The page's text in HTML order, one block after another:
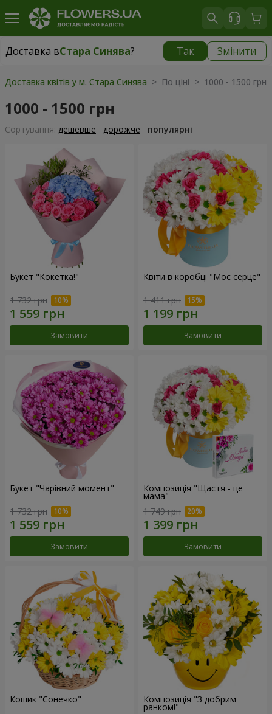
Доставка вСтара Синява? Так Змінити
Доставка вСтара Синява|
Доставка квітів у м. Стара Синява > По ціні > 1000 - 1500 грн
1000 - 1500 грн
Сортування: дешевше дорожче популярні
Букет "Кокетка!"
1 732 грн
Замовити
Квіти в коробці "Моє серце"
1 411 грн
Замовити
Букет "Чарівний момент"
1 732 грн
Замовити
Композиція "Щастя - це
мама"
1 749 грн
Замовити
Кошик "Сонечко" Композиція "З добрим
ранком!"